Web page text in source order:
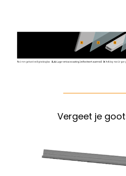
Vergeet je